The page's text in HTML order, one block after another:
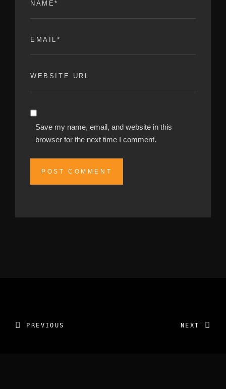
Save my name, email, and website in this
browser for the next time I comment.
PREVIOUS NEXT